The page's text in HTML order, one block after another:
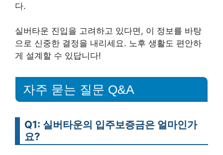
다.
실버타운 진입을 고려하고 있다면, 이 정보를 바탕
으로 신중한 결정을 내리세요. 노후 생활도 편안하
게 설계할 수 있답니다!
자주 묻는 질문 Q&A
Q1: 실버타운의 입주보증금은 얼마인가
요?